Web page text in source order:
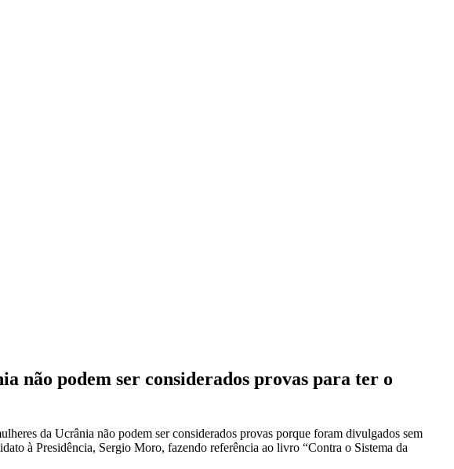
não podem ser considerados provas para ter o
da Ucrânia não podem ser considerados provas porque foram divulgados sem
à Presidência, Sergio Moro, fazendo referência ao livro “Contra o Sistema da